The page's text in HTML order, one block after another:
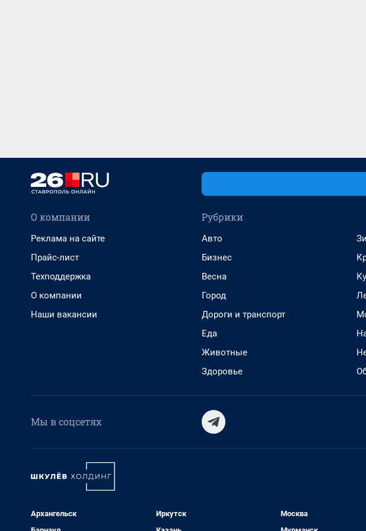
О компании
Реклама на сайте
Прайс-лист
Техподдержка
О компании
Наши вакансии
Рубрики
Авто
Бизнес
Весна
Город
Дороги и транспорт
Еда
Животные
Здоровье
Мы в соцсетях
Архангельск
Иркутск
Москва